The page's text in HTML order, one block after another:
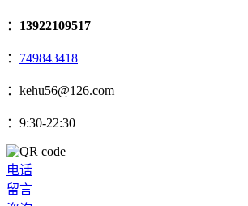
： 13922109517
： 749843418
：kehu56@126.com
：9:30-22:30
电话
留言